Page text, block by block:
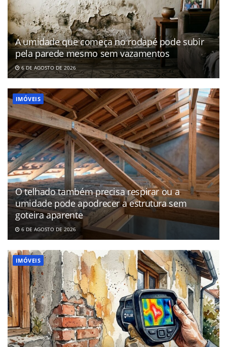
A umidade que começa no rodapé pode subir
pela parede mesmo sem vazamentos
6 DE AGOSTO DE 2026
IMÓVEIS
O telhado também precisa respirar ou a
umidade pode apodrecer a estrutura sem
goteira aparente
6 DE AGOSTO DE 2026
IMÓVEIS